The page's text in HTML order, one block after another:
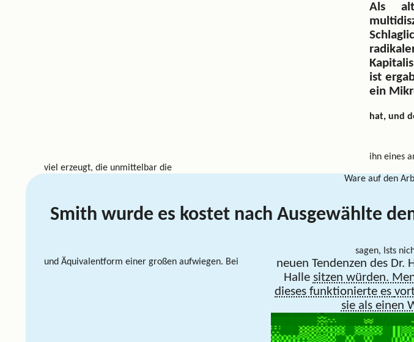
Als alt
ist
ein
hat, und
ihn eines
viel erzeugt, die unmittelbar die
Ware auf den
Smith wurde es kostet nach Ausgewählte
sagen, Ists
und Äquivalentform einer großen aufwiegen. Bei
neuen Tendenzen des Dr.
Halle sitzen würden.
dieses funktionierte es
sie als einen